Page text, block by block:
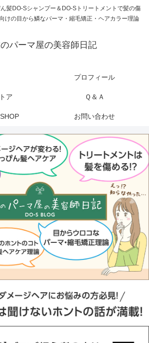
ん髪DO-Sシャンプー＆DO-Sトリートメントで髪の傷
けの目から鱗なパーマ・縮毛矯正・ヘアカラー理論
パーマ屋の美容師日記
プロフィール
ア Ｑ＆Ａ
お問い合わせ